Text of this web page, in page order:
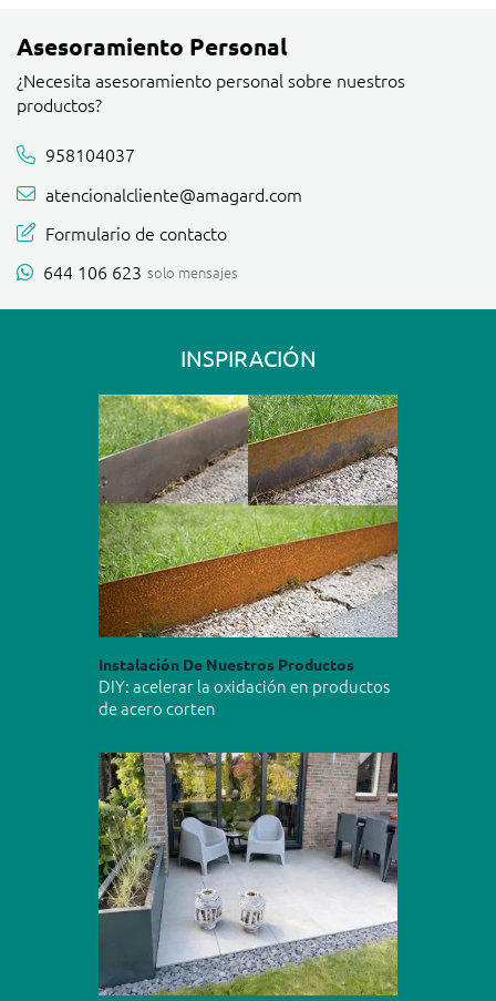
Asesoramiento Personal
¿Necesita asesoramiento personal sobre nuestros
productos?
958104037
atencionalcliente@amagard.com
Formulario de contacto
644 106 623 solo mensajes
INSPIRACIÓN
Instalación De Nuestros Productos
DIY: acelerar la oxidación en productos
de acero corten